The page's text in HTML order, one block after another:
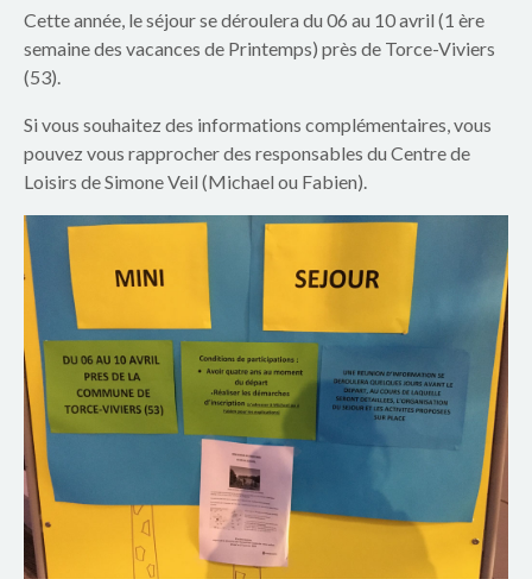
e
n
t
s
d
u
g
r
o
u
p
e
Cette année, le séjour se déroulera du 06 au 10 avril (1 ère
semaine des vacances de Printemps) près de Torce-Viviers
(53).
Si vous souhaitez des informations complémentaires, vous
pouvez vous rapprocher des responsables du Centre de
Loisirs de Simone Veil (Michael ou Fabien).